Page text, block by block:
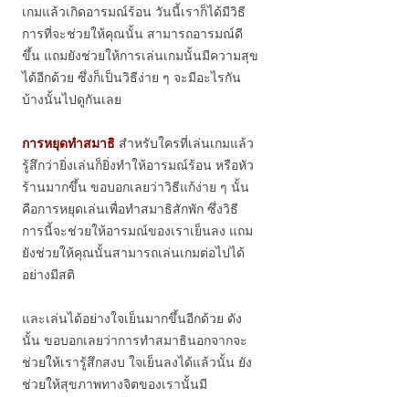
เกมแล้วเกิดอารมณ์ร้อน วันนี้เราก็ได้มีวิธี
การที่จะช่วยให้คุณนั้น สามารถอารมณ์ดี
ขึ้น แถมยังช่วยให้การเล่นเกมนั้นมีความสุข
ได้อีกด้วย ซึ่งก็เป็นวิธีง่าย ๆ จะมีอะไรกัน
บ้างนั้นไปดูกันเลย
การหยุดทำสมาธิ สำหรับใครที่เล่นเกมแล้ว
รู้สึกว่ายิ่งเล่นก็ยิ่งทำให้อารมณ์ร้อน หรือหัว
ร้านมากขึ้น ขอบอกเลยว่าวิธีแก้ง่าย ๆ นั้น
คือการหยุดเล่นเพื่อทำสมาธิสักพัก ซึ่งวิธี
การนี้จะช่วยให้อารมณ์ของเราเย็นลง แถม
ยังช่วยให้คุณนั้นสามารถเล่นเกมต่อไปได้
อย่างมีสติ
และเล่นได้อย่างใจเย็นมากขึ้นอีกด้วย ดัง
นั้น ขอบอกเลยว่าการทำสมาธินอกจากจะ
ช่วยให้เรารู้สึกสงบ ใจเย็นลงได้แล้วนั้น ยัง
ช่วยให้สุขภาพทางจิตของเรานั้นมี